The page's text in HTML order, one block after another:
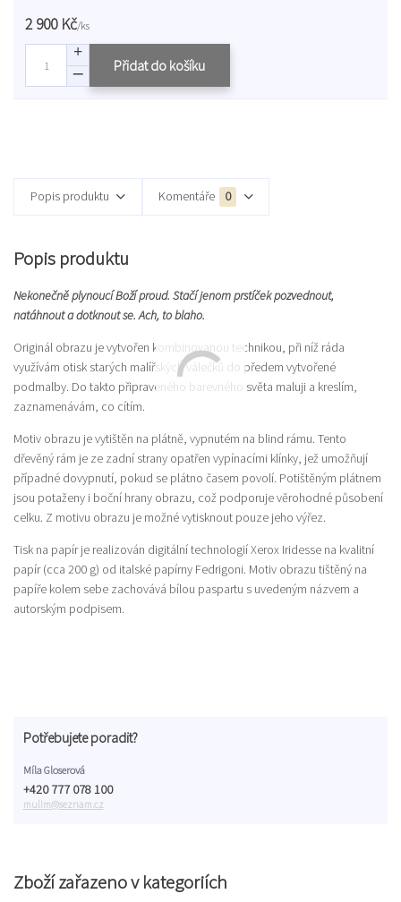
2 900 Kč/ks
Přidat do košíku
Popis produktu Komentáře 0
Popis produktu
Nekonečně plynoucí Boží proud. Stačí jenom prstíček pozvednout,
natáhnout a dotknout se. Ach, to blaho.
Originál obrazu je vytvořen kombinovanou technikou, při níž ráda
využívám otisk starých malířských válečků do předem vytvořené
podmalby. Do takto připraveného barevného světa maluji a kreslím,
zaznamenávám, co cítím.
Motiv obrazu je vytištěn na plátně, vypnutém na blind rámu. Tento
dřevěný rám je ze zadní strany opatřen vypínacími klínky, jež umožňují
případné dovypnutí, pokud se plátno časem povolí. Potištěným plátnem
jsou potaženy i boční hrany obrazu, což podporuje věrohodné působení
celku. Z motivu obrazu je možné vytisknout pouze jeho výřez.
Tisk na papír je realizován digitální technologií Xerox Iridesse na kvalitní
papír (cca 200 g) od italské papírny Fedrigoni. Motiv obrazu tištěný na
papíře kolem sebe zachovává bílou paspartu s uvedeným názvem a
autorským podpisem.
Zboží zařazeno v kategoriích
Potřebujete poradit?
Míla Gloserová
+420 777 078 100
mulim@seznam.cz